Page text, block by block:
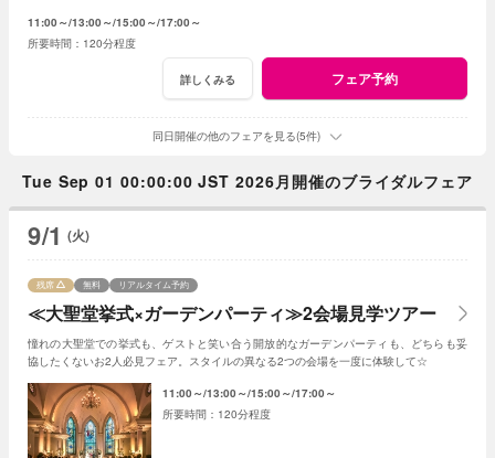
11:00～ 13:00～ 15:00～ 17:00～
120分程度
詳しくみる フェア予約
同日開催の他のフェアを見る(5件)
Tue Sep 01 00:00:00 JST 2026月開催のブライダルフェア
9/1 (火)
≪大聖堂挙式×ガーデンパーティ≫2会場見学ツアー
残席 無料 リアルタイム予約
憧れの大聖堂での挙式も、ゲストと笑い合う開放的なガーデンパーティも、どちらも妥
協したくないお2人必見フェア。スタイルの異なる2つの会場を一度に体験して☆
11:00～ 13:00～ 15:00～ 17:00～
120分程度